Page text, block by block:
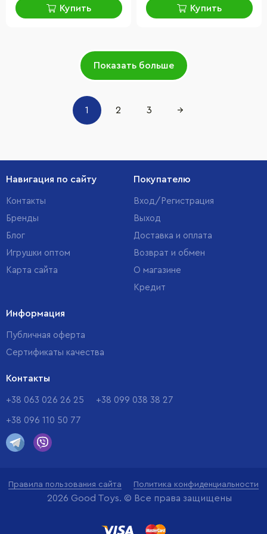
Купить Купить
Показать больше
1 2 3 →
Навигация по сайту
Контакты
Бренды
Блог
Игрушки оптом
Карта сайта
Покупателю
Вход/Регистрация
Выход
Доставка и оплата
Возврат и обмен
О магазине
Кредит
Информация
Публичная оферта
Сертификаты качества
Контакты
+38 063 026 26 25 +38 099 038 38 27
+38 096 110 50 77
Правила пользования сайта Политика конфиденциальности
2026 Good Toys. © Все права защищены